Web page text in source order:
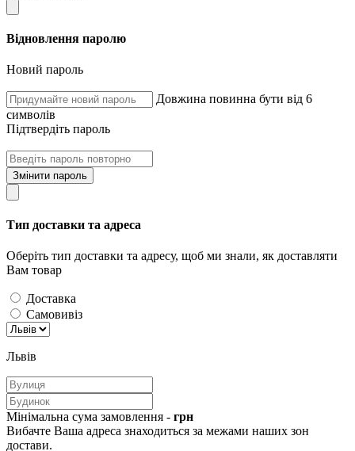
Відновлення паролю
Новий пароль
Довжина повинна бути від 6
символів
Підтвердіть пароль
Змінити пароль
Тип доставки та адреса
Оберіть тип доставки та адресу, щоб ми знали, як доставляти
Вам товар
Доставка
Самовивіз
Львів
Мінімальна сума замовлення - грн
Вибачте Ваша адреса знаходиться за межами наших зон
достави.